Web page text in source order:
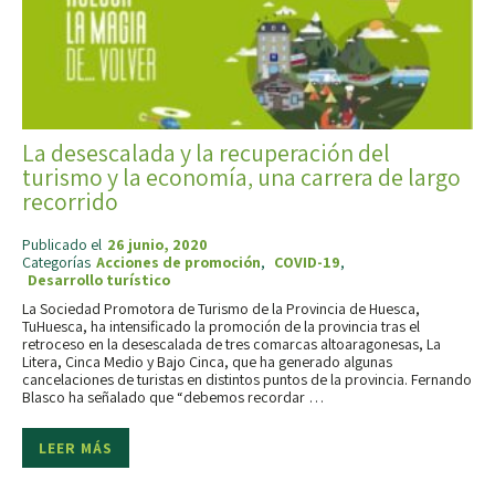
La desescalada y la recuperación del
turismo y la economía, una carrera de largo
recorrido
Publicado el 26 junio, 2020
Categorías Acciones de promoción, COVID-19,
Desarrollo turístico
La Sociedad Promotora de Turismo de la Provincia de Huesca,
TuHuesca, ha intensificado la promoción de la provincia tras el
retroceso en la desescalada de tres comarcas altoaragonesas, La
Litera, Cinca Medio y Bajo Cinca, que ha generado algunas
cancelaciones de turistas en distintos puntos de la provincia. Fernando
Blasco ha señalado que “debemos recordar …
LEER MÁS